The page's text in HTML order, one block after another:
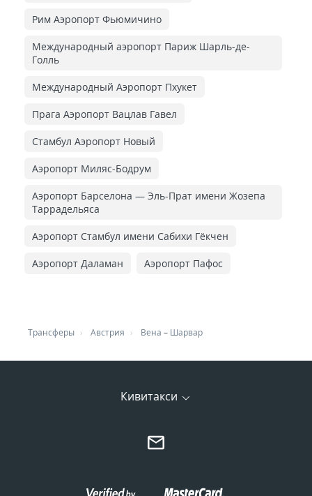
Рим Аэропорт Фьюмичино
Международный аэропорт Париж Шарль-де-
Голль
Международный Аэропорт Пхукет
Прага Аэропорт Вацлав Гавел
Стамбул Аэропорт Новый
Аэропорт Миляс-Бодрум
Аэропорт Барселона — Эль-Прат имени Жозепа
Таррадельяса
Аэропорт Стамбул имени Сабихи Гёкчен
Аэропорт Даламан Аэропорт Пафос
Трансферы Австрия Вена – Шарвар
Кивитакси